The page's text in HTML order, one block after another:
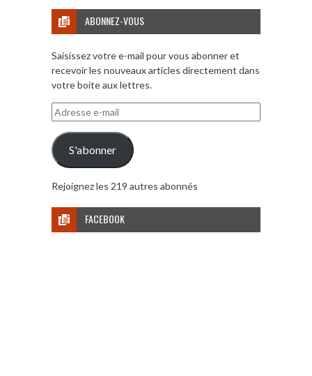
ABONNEZ-VOUS
Saisissez votre e-mail pour vous abonner et
recevoir les nouveaux articles directement dans
votre boite aux lettres.
Adresse
e-
mail
S'abonner
Rejoignez les 219 autres abonnés
FACEBOOK